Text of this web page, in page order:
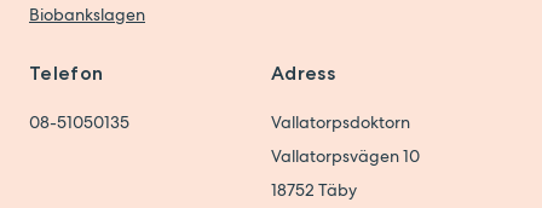
Biobankslagen
Telefon
08-51050135
Adress
Vallatorpsdoktorn
Vallatorpsvägen 10
18752 Täby